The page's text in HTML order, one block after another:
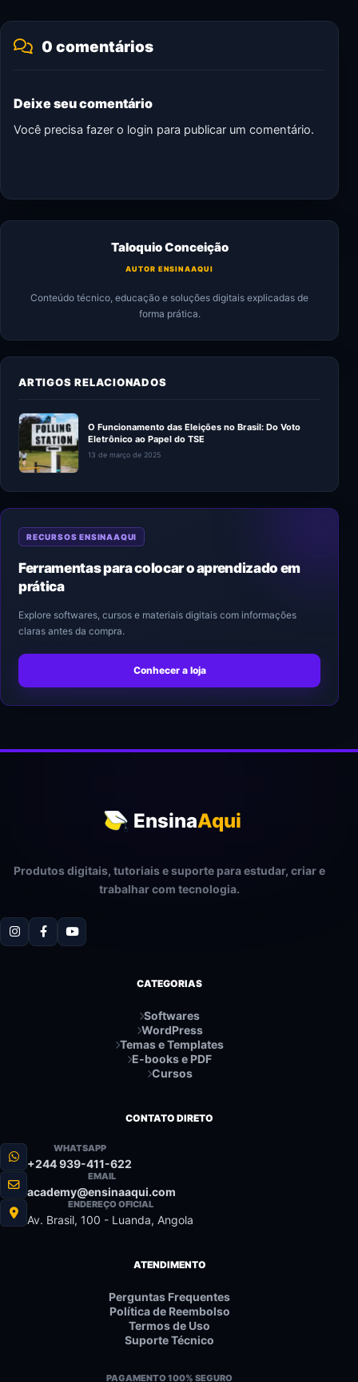
0 comentários
Deixe seu comentário
Você precisa fazer o login para publicar um comentário.
Taloquio Conceição
AUTOR ENSINAAQUI
Conteúdo técnico, educação e soluções digitais explicadas de
forma prática.
ARTIGOS RELACIONADOS
O Funcionamento das Eleições no Brasil: Do Voto
Eletrônico ao Papel do TSE
13 de março de 2025
RECURSOS ENSINAAQUI
Ferramentas para colocar o aprendizado em
prática
Explore softwares, cursos e materiais digitais com informações
claras antes da compra.
Conhecer a loja
EnsinaAqui
Produtos digitais, tutoriais e suporte para estudar, criar e
trabalhar com tecnologia.
CATEGORIAS
Softwares
WordPress
Temas e Templates
E-books e PDF
Cursos
CONTATO DIRETO
WHATSAPP
+244 939-411-622
EMAIL
academy@ensinaaqui.com
ENDEREÇO OFICIAL
Av. Brasil, 100 - Luanda, Angola
ATENDIMENTO
Perguntas Frequentes
Política de Reembolso
Termos de Uso
Suporte Técnico
PAGAMENTO 100% SEGURO